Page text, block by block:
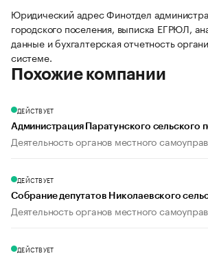
Юридический адрес Финотдел
городского поселения, выписка ЕГРЮЛ,
данные и бухгалтерская отчетность
системе.
Похожие компании
ДЕЙСТВУЕТ
Администрация Паратунского сельского
Деятельность органов местного
ДЕЙСТВУЕТ
Собрание депутатов Николаевского
Деятельность органов местного
ДЕЙСТВУЕТ